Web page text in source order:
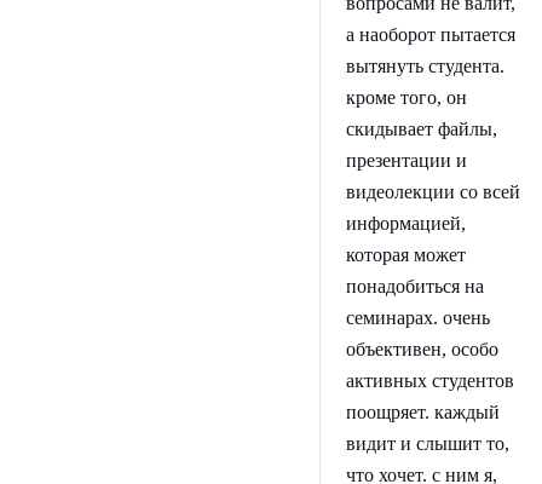
а наоборот пытается
вытянуть студента.
кроме того, он
скидывает файлы,
презентации и
видеолекции со всей
информацией,
которая может
понадобиться на
семинарах. очень
объективен, особо
активных студентов
поощряет. каждый
видит и слышит то,
что хочет. с ним я,